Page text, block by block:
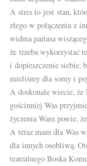
A stres to jest stan,
złego w połączeniu z
widma pariasa
że trzeba wykorzystać
i dopieszczenie siebie,
mieliśmy dla somy i
A doskonale wiecie,
gościnniej Was
życzenia Wam powie,
A teraz mam dla Was
dla innych osobliwą.
teatralnego Boska